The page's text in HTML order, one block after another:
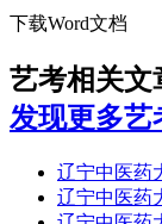
下载Word文档
艺考相关文
发现更多艺
辽宁中医药
辽宁中医药